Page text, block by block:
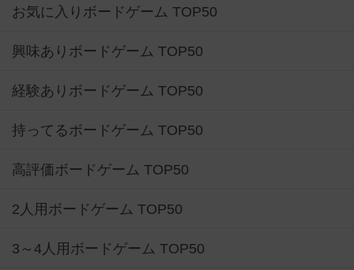
お気に入りボードゲーム TOP50
興味ありボードゲーム TOP50
経験ありボードゲーム TOP50
持ってるボードゲーム TOP50
高評価ボードゲーム TOP50
2人用ボードゲーム TOP50
3～4人用ボードゲーム TOP50